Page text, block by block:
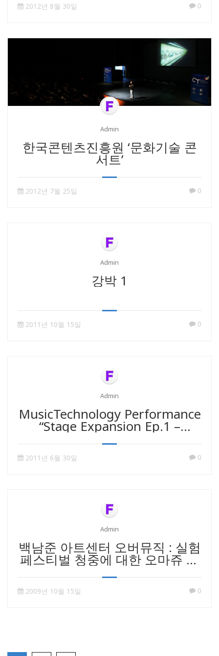
2012년 8월 30일 0
Admin
한국콘텐츠진흥원 ‘문화기술 콘
서트’
2012년 7월 25일 0
Admin
강박 1
2011년 10월 15일 0
Admin
MusicTechnology Performance
“Stage Expansion Ep.1 –
Musical Gesture”
2011년 6월 30일 0
Admin
백남준 아트센터 오버뮤직 : 실험
페스티벌 청중에 대한 오마쥬 참
여
2009년 10월 15일 0